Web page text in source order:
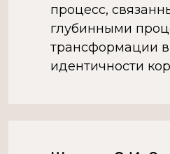
процесс,
глубинными
трансформации в
идентичности